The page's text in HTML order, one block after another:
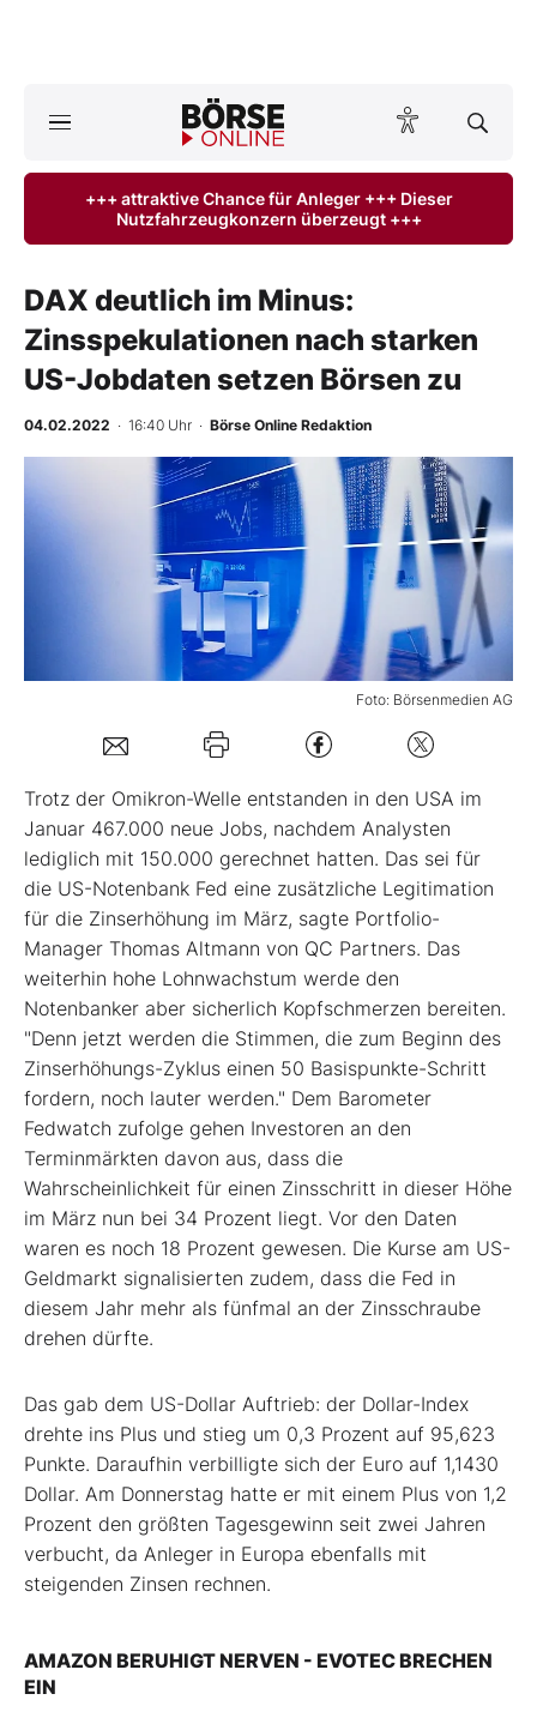
ktuelle Ausgabe BÖRSE ONLINE lesen
Anlageprodukte
Finanz-Check
BO-Musterdepots
Experten
Mein Konto
Folgen Sie uns
Kontakt
+++ attraktive Chance für Anleger +++ Dieser
Nutzfahrzeugkonzern überzeugt +++
DAX deutlich im Minus:
Zinsspekulationen nach starken
US-Jobdaten setzen Börsen zu
04.02.2022 · 16:40 Uhr · Börse Online Redaktion
Foto: Börsenmedien AG
Trotz der Omikron-Welle entstanden in den USA im
Januar 467.000 neue Jobs, nachdem Analysten
lediglich mit 150.000 gerechnet hatten. Das sei für
die US-Notenbank Fed eine zusätzliche Legitimation
für die Zinserhöhung im März, sagte Portfolio-
Manager Thomas Altmann von QC Partners. Das
weiterhin hohe Lohnwachstum werde den
Notenbanker aber sicherlich Kopfschmerzen bereiten.
"Denn jetzt werden die Stimmen, die zum Beginn des
Zinserhöhungs-Zyklus einen 50 Basispunkte-Schritt
fordern, noch lauter werden." Dem Barometer
Fedwatch zufolge gehen Investoren an den
Terminmärkten davon aus, dass die
Wahrscheinlichkeit für einen Zinsschritt in dieser Höhe
im März nun bei 34 Prozent liegt. Vor den Daten
waren es noch 18 Prozent gewesen. Die Kurse am US-
Geldmarkt signalisierten zudem, dass die Fed in
diesem Jahr mehr als fünfmal an der Zinsschraube
drehen dürfte.
Das gab dem US-Dollar Auftrieb: der Dollar-Index
drehte ins Plus und stieg um 0,3 Prozent auf 95,623
Punkte. Daraufhin verbilligte sich der Euro auf 1,1430
Dollar. Am Donnerstag hatte er mit einem Plus von 1,2
Prozent den größten Tagesgewinn seit zwei Jahren
verbucht, da Anleger in Europa ebenfalls mit
steigenden Zinsen rechnen.
AMAZON BERUHIGT NERVEN - EVOTEC BRECHEN
EIN